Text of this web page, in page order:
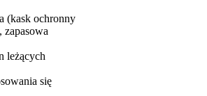
(kask ochronny
leżących
się